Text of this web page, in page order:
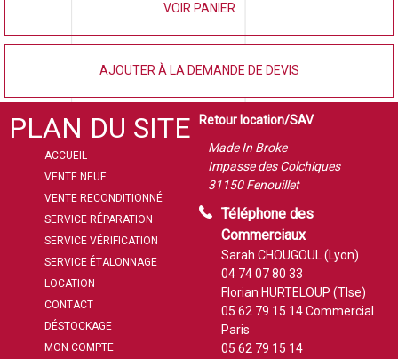
VOIR PANIER
AJOUTER À LA DEMANDE DE DEVIS
PLAN DU SITE
ACCUEIL
VENTE NEUF
VENTE RECONDITIONNÉ
SERVICE RÉPARATION
SERVICE VÉRIFICATION
SERVICE ÉTALONNAGE
LOCATION
CONTACT
DÉSTOCKAGE
MON COMPTE
Retour location/SAV
Made In Broke
Impasse des Colchiques
31150 Fenouillet
Téléphone des
Commerciaux
Sarah CHOUGOUL (Lyon)
04 74 07 80 33
Florian HURTELOUP (Tlse)
05 62 79 15 14Commercial
Paris
05 62 79 15 14